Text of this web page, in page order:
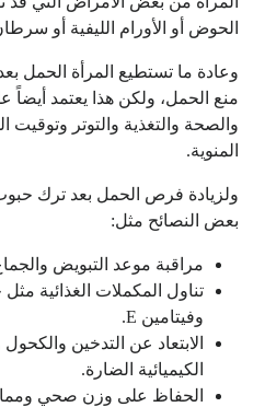
الحوض أو الأورام الليفية أو
منع الحمل، ولكن هذا يعتمد
والصحة والتغذية والتوتر وتوقيت
المنوية.
ولزيادة فرص الحمل بعد ترك
بعض النصائح مثل:
مراقبة موعد التبويض
تناول المكملات الغذائية
وفيتامين E.
الابتعاد عن التدخين
الكيميائية الضارة.
الحفاظ على وزن صحي